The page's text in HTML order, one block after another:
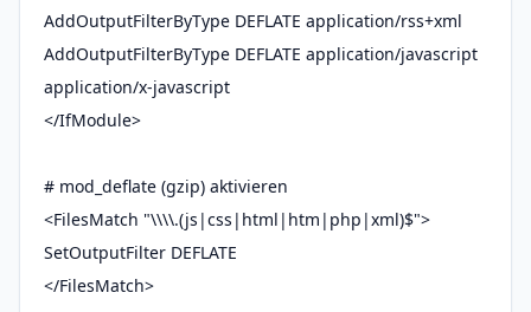
AddOutputFilterByType DEFLATE application/rss+xml
AddOutputFilterByType DEFLATE application/javascript
application/x-javascript
</IfModule>
# mod_deflate (gzip) aktivieren
<FilesMatch "\\\\.(js|css|html|htm|php|xml)$">
SetOutputFilter DEFLATE
</FilesMatch>